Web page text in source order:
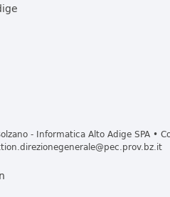
- Informatica Alto Adige SPA •